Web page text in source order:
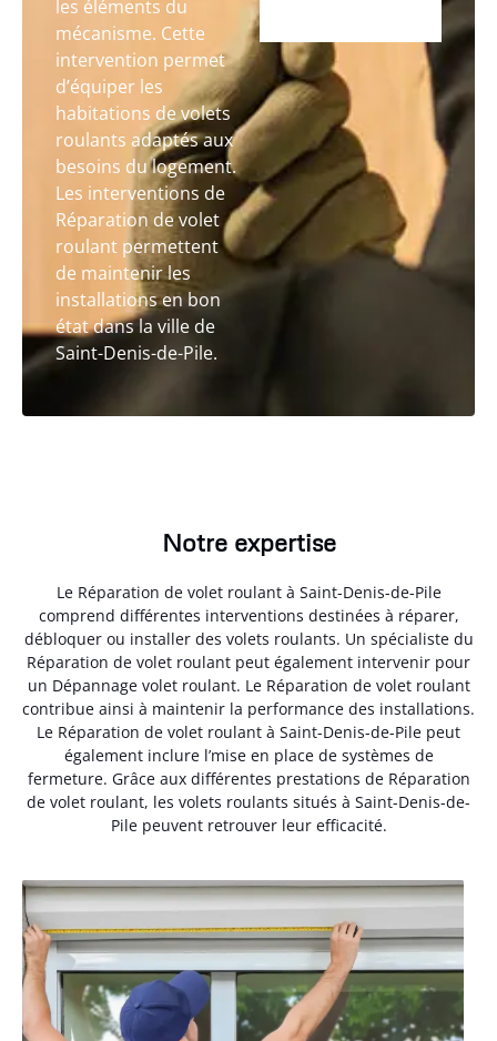
les éléments du
mécanisme. Cette
intervention permet
d’équiper les
habitations de volets
roulants adaptés aux
besoins du logement.
Les interventions de
Réparation de volet
roulant permettent
de maintenir les
installations en bon
état dans la ville de
Saint-Denis-de-Pile.
Notre expertise
Le Réparation de volet roulant à Saint-Denis-de-Pile
comprend différentes interventions destinées à réparer,
débloquer ou installer des volets roulants. Un spécialiste du
Réparation de volet roulant peut également intervenir pour
un Dépannage volet roulant. Le Réparation de volet roulant
contribue ainsi à maintenir la performance des installations.
Le Réparation de volet roulant à Saint-Denis-de-Pile peut
également inclure l’mise en place de systèmes de
fermeture. Grâce aux différentes prestations de Réparation
de volet roulant, les volets roulants situés à Saint-Denis-de-
Pile peuvent retrouver leur efficacité.